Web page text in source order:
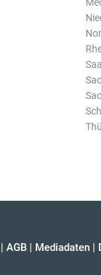
| AGB | Mediadaten |